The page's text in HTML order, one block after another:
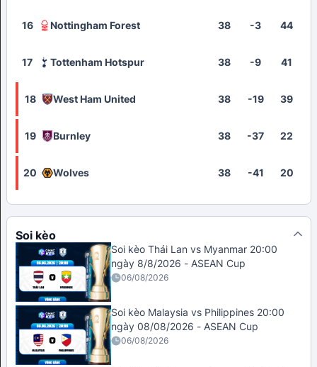
16 Nottingham Forest 38 -3 44
17 Tottenham Hotspur 38 -9 41
18 West Ham United 38 -19 39
19 Burnley 38 -37 22
20 Wolves 38 -41 20
Soi kèo
Soi kèo Thái Lan vs Myanmar 20:00
ngày 8/8/2026 - ASEAN Cup
06/08/2026
Soi kèo Malaysia vs Philippines 20:00
ngày 08/08/2026 - ASEAN Cup
06/08/2026